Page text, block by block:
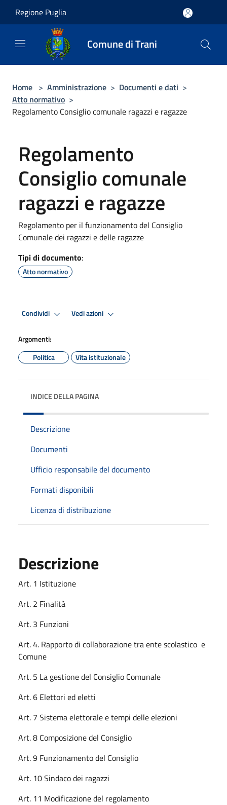
Regione Puglia
Comune di Trani
Home > Amministrazione > Documenti e dati >
Atto normativo >
Regolamento Consiglio comunale ragazzi e ragazze
Regolamento
Consiglio comunale
ragazzi e ragazze
Regolamento per il funzionamento del Consiglio
Comunale dei ragazzi e delle ragazze
Tipi di documento:
Atto normativo
Condividi Vedi azioni
Argomenti:
Politica
Vita istituzionale
INDICE DELLA PAGINA
Descrizione
Documenti
Ufficio responsabile del documento
Formati disponibili
Licenza di distribuzione
Descrizione
Art. 1 Istituzione
Art. 2 Finalità
Art. 3 Funzioni
Art. 4. Rapporto di collaborazione tra ente scolastico e
Comune
Art. 5 La gestione del Consiglio Comunale
Art. 6 Elettori ed eletti
Art. 7 Sistema elettorale e tempi delle elezioni
Art. 8 Composizione del Consiglio
Art. 9 Funzionamento del Consiglio
Art. 10 Sindaco dei ragazzi
Art. 11 Modificazione del regolamento